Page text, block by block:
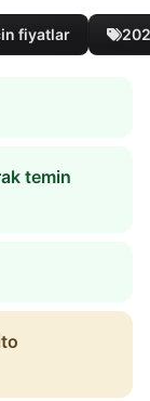
fiyatlar
temin